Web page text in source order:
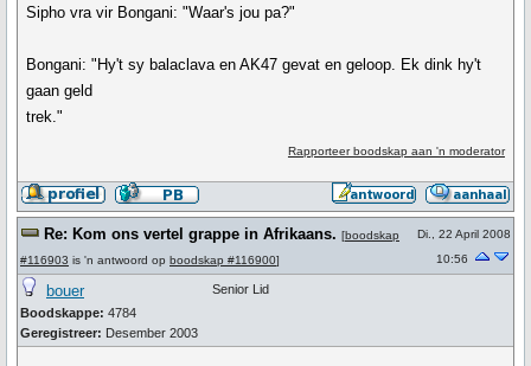
Sipho vra vir Bongani: "Waar's jou pa?"
Bongani: "Hy't sy balaclava en AK47 gevat en geloop. Ek dink hy't
gaan geld
trek."
Rapporteer boodskap aan 'n moderator
Re: Kom ons vertel grappe in Afrikaans. [boodskap
#116903 is 'n antwoord op boodskap #116900]
Di., 22 April 2008
10:56
bouer
Boodskappe: 4784
Geregistreer: Desember 2003
Senior Lid